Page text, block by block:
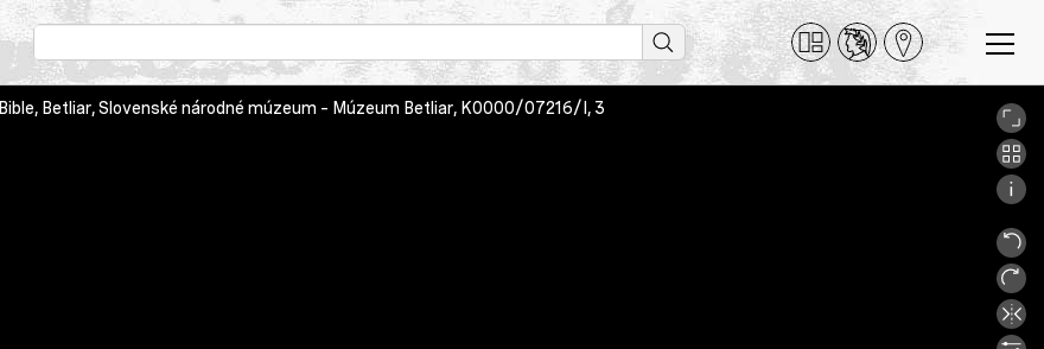
Bible, Betliar, Slovenské národné múzeum – Múzeum Betliar, K0000/07216/I, 3